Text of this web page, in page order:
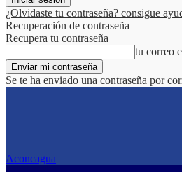
¿Olvidaste tu contraseña? consigue
Recuperación de contraseña
Recupera tu contraseña
tu correo
Se te ha enviado una contraseña por
Aconcagua